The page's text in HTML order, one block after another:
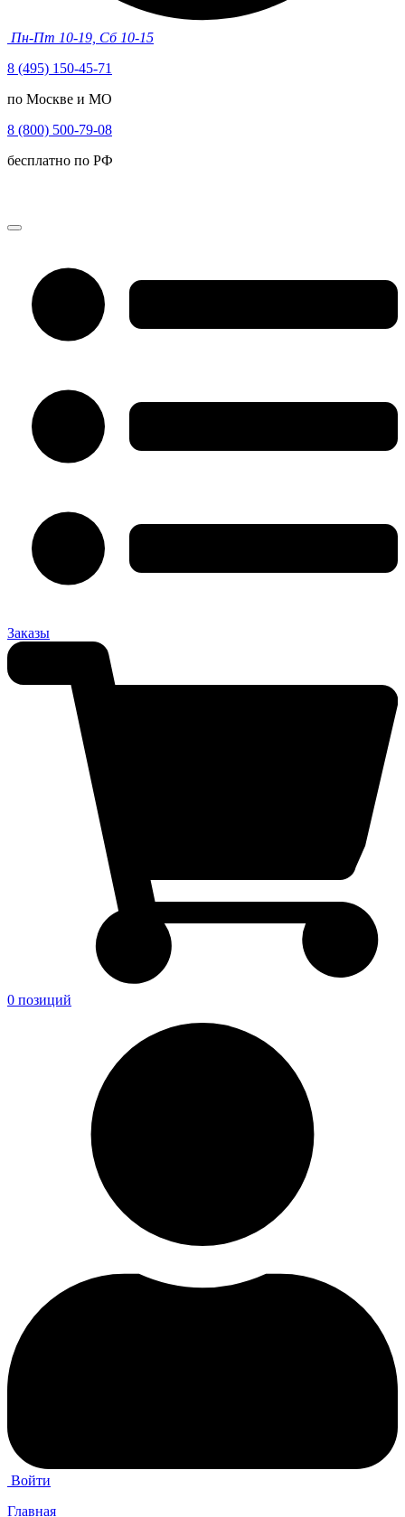
Пн-Пт 10-19, Сб 10-15
8 (495) 150-45-71
по Москве и МО
8 (800) 500-79-08
бесплатно по РФ
Заказы
0 позиций
Войти
Главная